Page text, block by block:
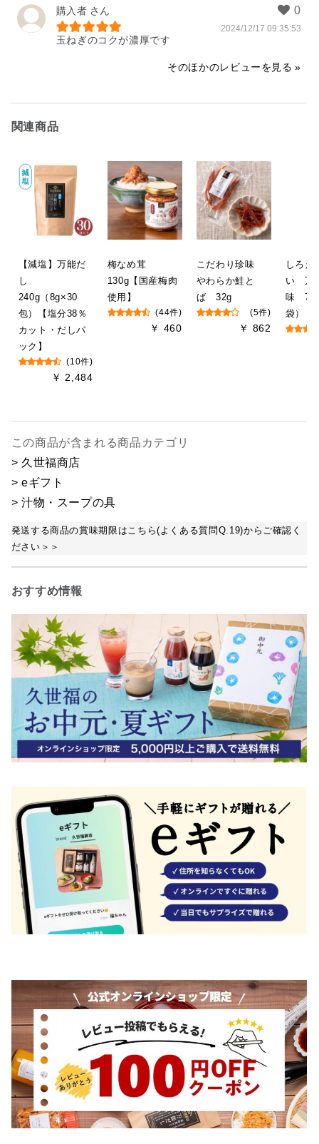
購入者
2024/12/17 09:35:53
玉ねぎのコクが濃厚です
そのほかのレビューを見る
関連商品
【減塩】万能だ
し
240g（8g×30
包）【塩分38％
カット・だしパ
ック】
(10件)
￥ 2,484
梅なめ茸
130g【国産梅肉
使用】
(44件)
￥ 460
こだわり珍味
やわらか鮭と
ば 32g
(5件)
￥ 862
しろえ
い 万
味
袋）
この商品が含まれる商品カテゴリ
> 久世福商店
> eギフト
> 汁物・スープの具
発送する商品の賞味期限はこちら(よくある質問Q.19)からご確認く
ださい＞＞
おすすめ情報